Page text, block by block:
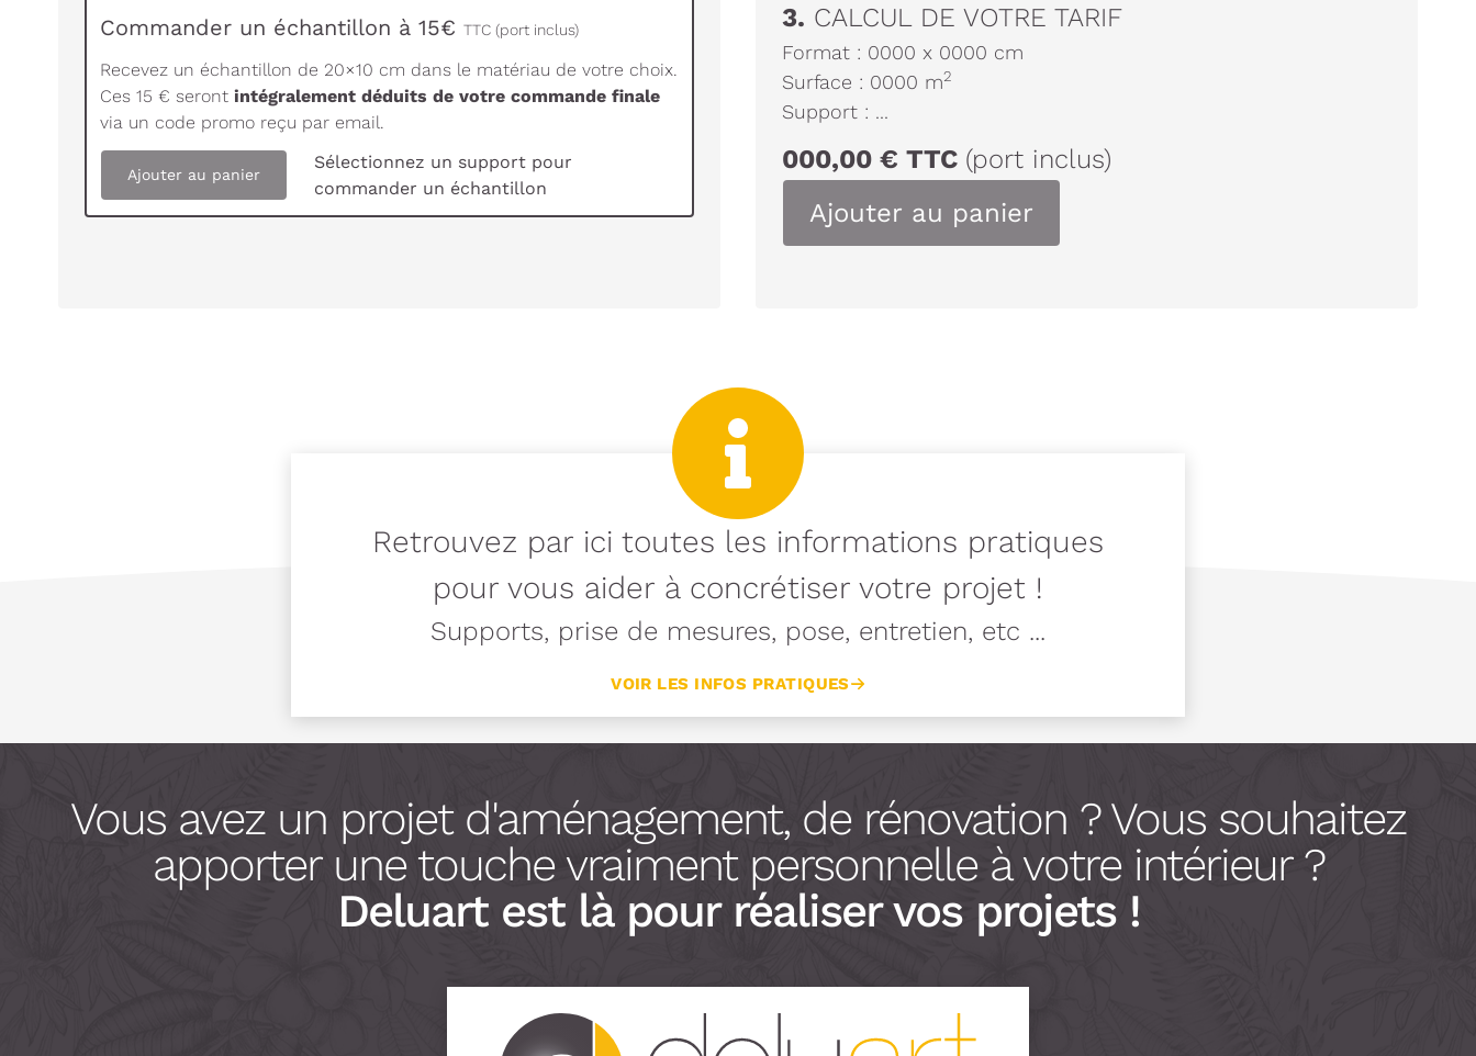
Commander un échantillon à 15€ TTC (port inclus)
Recevez un échantillon de 20×10 cm dans le matériau de votre choix.
Ces 15 € seront intégralement déduits de votre commande finale
via un code promo reçu par email.
Ajouter au panier
Sélectionnez un support pour
commander un échantillon
3. CALCUL DE VOTRE TARIF
Format : 0000 x 0000 cm
Surface : 0000 m2
Support : ...
000,00 € TTC (port inclus)
Ajouter au panier
Retrouvez par ici toutes les informations pratiques
pour vous aider à concrétiser votre projet !
Supports, prise de mesures, pose, entretien, etc ...
VOIR LES INFOS PRATIQUES
Vous avez un projet d'aménagement, de rénovation ? Vous souhaitez
apporter une touche vraiment personnelle à votre intérieur ?
Deluart est là pour réaliser vos projets !